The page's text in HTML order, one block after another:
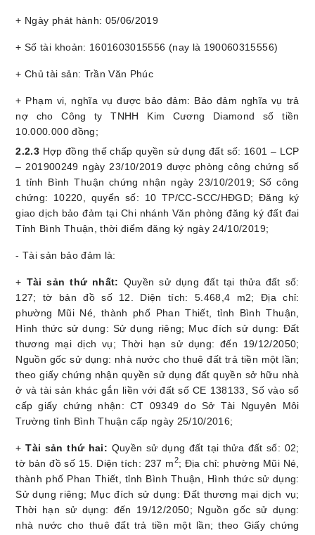
+ Ngày phát hành: 05/06/2019
+ Số tài khoản: 1601603015556 (nay là 190060315556)
+ Chủ tài sản: Trần Văn Phúc
+ Phạm vi, nghĩa vụ được bảo đảm: Bảo đảm nghĩa vụ trả
nợ cho Công ty TNHH Kim Cương Diamond số tiền
10.000.000 đồng;
2.2.3 Hợp đồng thế chấp quyền sử dụng đất số: 1601 – LCP
– 201900249 ngày 23/10/2019 được phòng công chứng số
1 tỉnh Bình Thuận chứng nhận ngày 23/10/2019; Số công
chứng: 10220, quyển số: 10 TP/CC-SCC/HĐGD; Đăng ký
giao dịch bảo đảm tại Chi nhánh Văn phòng đăng ký đất đai
Tỉnh Bình Thuận, thời điểm đăng ký ngày 24/10/2019;
- Tài sản bảo đảm là:
+ Tài sản thứ nhất: Quyền sử dụng đất tại thửa đất số:
127; tờ bản đồ số 12. Diện tích: 5.468,4 m2; Địa chỉ:
phường Mũi Né, thành phố Phan Thiết, tỉnh Bình Thuận,
Hình thức sử dụng: Sử dụng riêng; Mục đích sử dụng: Đất
thương mại dịch vụ; Thời hạn sử dụng: đến 19/12/2050;
Nguồn gốc sử dụng: nhà nước cho thuê đất trả tiền một lần;
theo giấy chứng nhận quyền sử dụng đất quyền sở hữu nhà
ở và tài sản khác gắn liền với đất số CE 138133, Số vào sổ
cấp giấy chứng nhận: CT 09349 do Sở Tài Nguyên Môi
Trường tỉnh Bình Thuận cấp ngày 25/10/2016;
+Tài sản thứ hai: Quyền sử dụng đất tại thửa đất số: 02;
tờ bản đồ số 15. Diện tích: 237 m2; Địa chỉ: phường Mũi Né,
thành phố Phan Thiết, tỉnh Bình Thuận, Hình thức sử dụng:
Sử dụng riêng; Mục đích sử dụng: Đất thương mại dịch vụ;
Thời hạn sử dụng: đến 19/12/2050; Nguồn gốc sử dụng:
nhà nước cho thuê đất trả tiền một lần; theo Giấy chứng